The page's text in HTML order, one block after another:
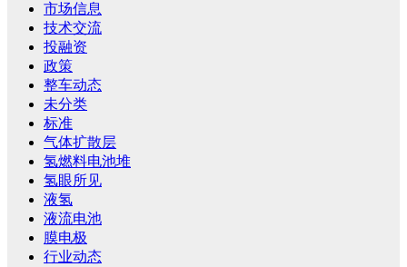
市场信息
技术交流
投融资
政策
整车动态
未分类
标准
气体扩散层
氢燃料电池堆
氢眼所见
液氢
液流电池
膜电极
行业动态